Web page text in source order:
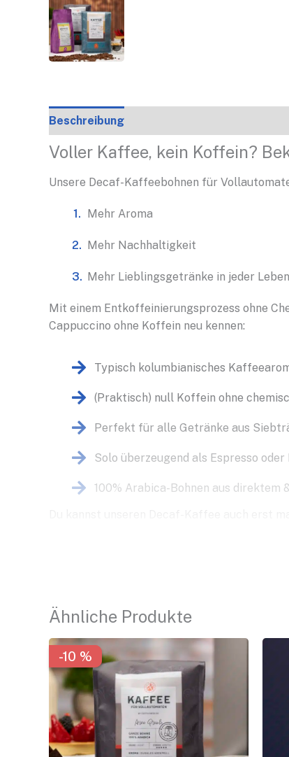
Beschreibung
Voller Kaffee, kein Koffein?
Unsere Decaf-Kaffeebohnen für
Mehr Aroma
Mehr Nachhaltigkeit
Mehr Lieblingsgetränke in jeder
Mit einem Entkoffeinierungsprozess ohne
Cappuccino ohne Koffein neu kennen:
Typisch kolumbianisches
(Praktisch) null Koffein ohne
Perfekt für alle Getränke aus
Solo überzeugend als Espresso
100% Arabica-Bohnen aus direktem
Ähnliche Produkte
-10 %
-10 %